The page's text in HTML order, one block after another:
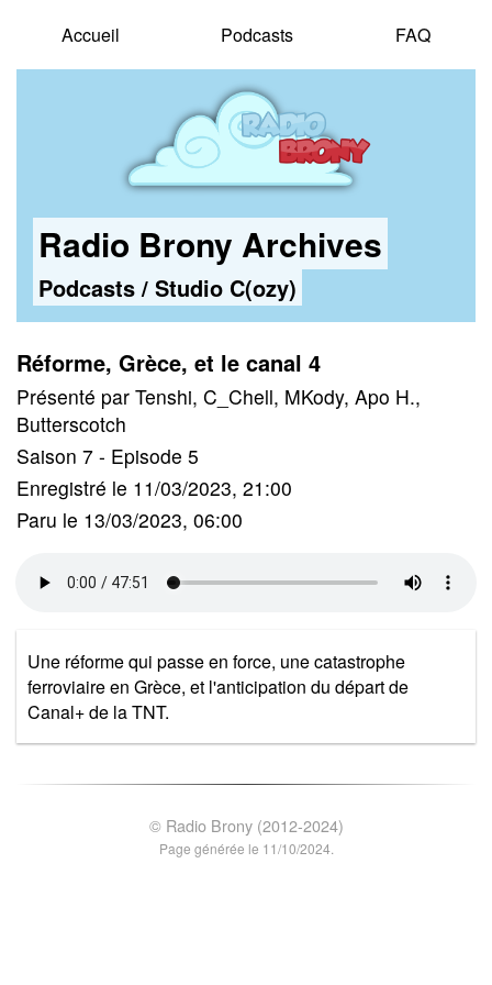
Accueil Podcasts FAQ
Radio Brony Archives
Podcasts/ Studio C(ozy)
Réforme, Grèce, et le canal 4
Présenté par Tenshi, C_Chell, MKody, Apo H.,
Butterscotch
Saison 7 - Episode 5
Enregistré le 11/03/2023, 21:00
Paru le 13/03/2023, 06:00
Une réforme qui passe en force, une catastrophe
ferroviaire en Grèce, et l'anticipation du départ de
Canal+ de la TNT.
© Radio Brony (2012-2024)
Page générée le 11/10/2024.